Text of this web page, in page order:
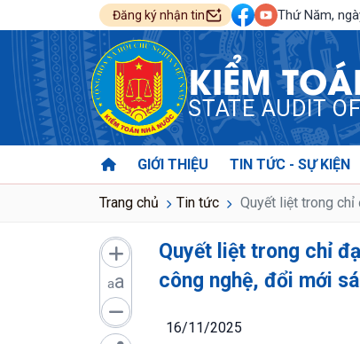
Đăng ký nhận tin Thứ Năm,
KIỂM
STATE AUDIT
GIỚI THIỆU TIN TỨC - SỰ KIỆN
Trang chủ Tin tức Quyết liệt trong chỉ
aa
Quyết liệt trong chỉ
công nghệ, đổi mới
16/11/2025